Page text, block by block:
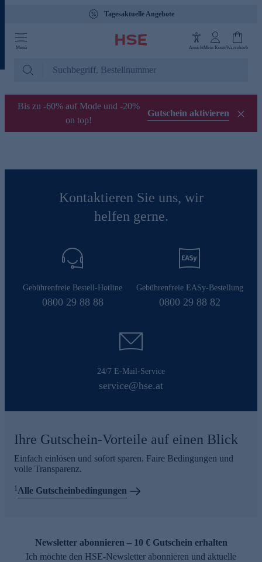
Tagesaktuelle Angebote
Menü AnsichtMein KontoWarenkorb
Bis zu -60% auf Mode und -20%
on top!
Gutschein aktivieren
Kontaktieren Sie uns, wir
helfen gerne.
Gebührenfreie Bestell-Hotline
0800 29 88 88
Gebührenfreie EASy-Bestellung
0800 29 88 82
24/7 E-Mail-Service
service@hse.at
Ihre Gutschein-Vorteile auf einen Blick
Einfach einlösen und sofort sparen. Faire Bedingungen und
volle Transparenz.
1Alle Gutscheinbedingungen
Newsletter abonnieren – 10 € Gutschein erhalten
Ich möchte den HSE-Newsletter abonnieren und aktuelle